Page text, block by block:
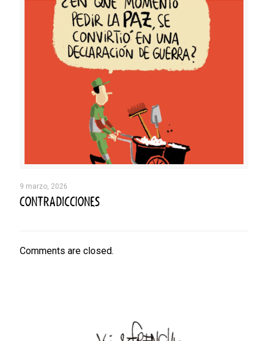
9 marzo, 2026
CONTRADICCIONES
Comments are closed.